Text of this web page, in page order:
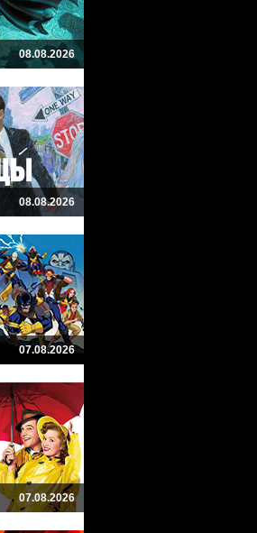
08.08.2026
08.08.2026
07.08.2026
07.08.2026